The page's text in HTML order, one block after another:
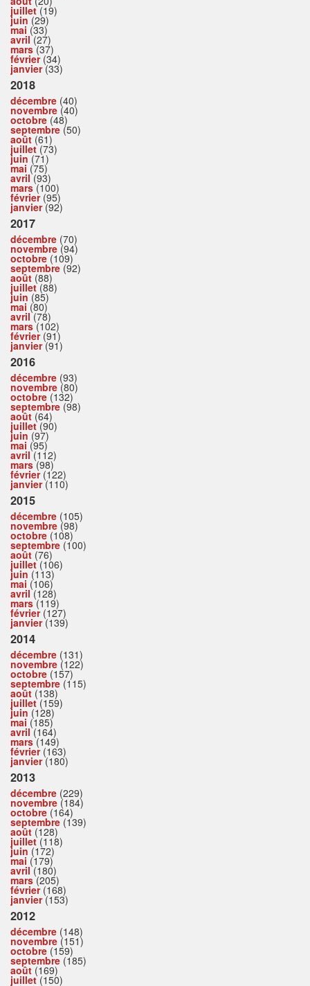
juillet(19)
juin (29)
mai (33)
avril(27)
mars(37)
février(34)
janvier(33)
2018
décembre (40)
novembre (40)
octobre (48)
septembre (50)
août (61)
juillet(73)
juin (71)
mai (75)
avril(93)
mars(100)
février(95)
janvier(92)
2017
décembre (70)
novembre (94)
octobre (109)
septembre (92)
août (88)
juillet(88)
juin (85)
mai (80)
avril(78)
mars(102)
février(91)
janvier(91)
2016
décembre (93)
novembre (80)
octobre (132)
septembre (98)
août (64)
juillet(90)
juin (97)
mai (95)
avril(112)
mars(98)
février(122)
janvier(110)
2015
décembre (105)
novembre (98)
octobre (108)
septembre (100)
août (76)
juillet(106)
juin (113)
mai (106)
avril(128)
mars(119)
février(127)
janvier(139)
2014
décembre (131)
novembre (122)
octobre (157)
septembre (115)
août (138)
juillet(159)
juin (128)
mai (185)
avril(164)
mars(149)
février(163)
janvier(180)
2013
décembre (229)
novembre (184)
octobre (164)
septembre (139)
août (128)
juillet(118)
juin (172)
mai (179)
avril(180)
mars(205)
février(168)
janvier(153)
2012
décembre (148)
novembre (151)
octobre (159)
septembre (185)
août (169)
juillet(150)